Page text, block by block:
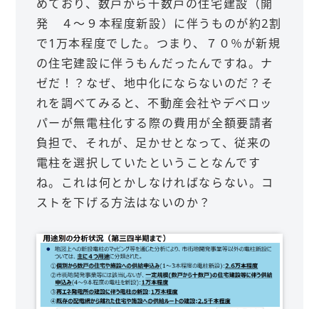
めており、数戸から十数戸の住宅建設（開
発 ４～９本程度新設）に伴うものが約2割
で1万本程度でした。つまり、７０％が新規
の住宅建設に伴うもんだったんですね。ナ
ゼだ！？なぜ、地中化にならないのだ？そ
れを調べてみると、不動産会社やデベロッ
パーが無電柱化する際の費用が全額要請者
負担で、それが、足かせとなって、従来の
電柱を選択していたということなんです
ね。これは何とかしなければならない。コ
ストを下げる方法はないのか？